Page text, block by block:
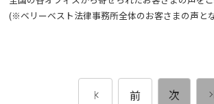
(※ベリーベスト法律事務所全体のお客さまの声とな
前 次